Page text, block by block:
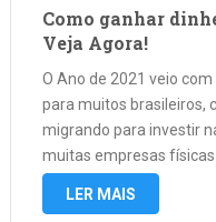
Como ganhar
Veja Agora!
O Ano de 2021 veio
para muitos brasileiros,
migrando para investir
muitas empresas
como uma das grandes
LER MAIS